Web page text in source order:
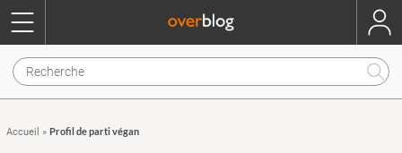
Accueil » Profil de parti végan